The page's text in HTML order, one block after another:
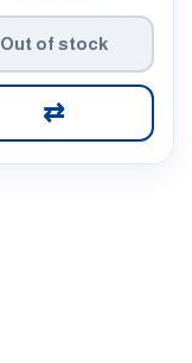
Out of stock
⇄